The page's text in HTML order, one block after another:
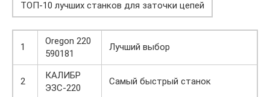
ТОП-10 лучших станков для заточки цепей
1
Oregon 220
590181
Лучший выбор
2
КАЛИБР
ЭЗС-220
Самый быстрый станок